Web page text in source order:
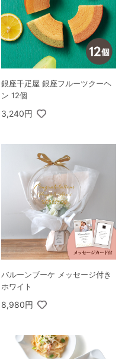
銀座千疋屋 銀座フルーツクーヘ
ン 12個
3,240円
バルーンブーケ メッセージ付き
ホワイト
8,980円